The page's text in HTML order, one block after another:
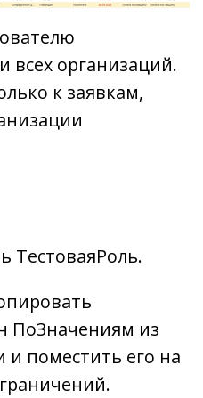
всех организаций.
к заявкам,
ТестоваяРоль.
ПоЗначениям из
и поместить его на